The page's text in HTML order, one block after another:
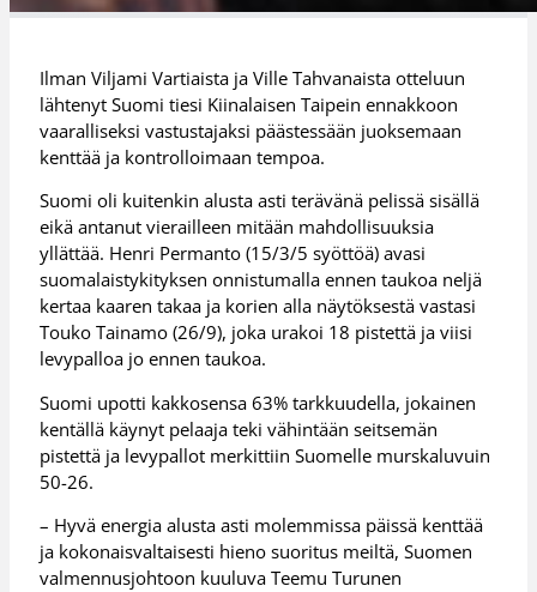
Ilman Viljami Vartiaista ja Ville Tahvanaista otteluun
lähtenyt Suomi tiesi Kiinalaisen Taipein ennakkoon
vaaralliseksi vastustajaksi päästessään juoksemaan
kenttää ja kontrolloimaan tempoa.
Suomi oli kuitenkin alusta asti terävänä pelissä sisällä
eikä antanut vierailleen mitään mahdollisuuksia
yllättää. Henri Permanto (15/3/5 syöttöä) avasi
suomalaistykityksen onnistumalla ennen taukoa neljä
kertaa kaaren takaa ja korien alla näytöksestä vastasi
Touko Tainamo (26/9), joka urakoi 18 pistettä ja viisi
levypalloa jo ennen taukoa.
Suomi upotti kakkosensa 63% tarkkuudella, jokainen
kentällä käynyt pelaaja teki vähintään seitsemän
pistettä ja levypallot merkittiin Suomelle murskaluvuin
50-26.
– Hyvä energia alusta asti molemmissa päissä kenttää
ja kokonaisvaltaisesti hieno suoritus meiltä, Suomen
valmennusjohtoon kuuluva Teemu Turunen